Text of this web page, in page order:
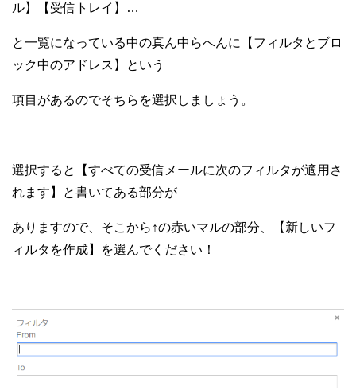
ル】【受信トレイ】…
と一覧になっている中の真ん中らへんに【フィルタとブロ
ック中のアドレス】という
項目があるのでそちらを選択しましょう。
選択すると【すべての受信メールに次のフィルタが適用さ
れます】と書いてある部分が
ありますので、そこから↑の赤いマルの部分、【新しいフ
ィルタを作成】を選んでください！